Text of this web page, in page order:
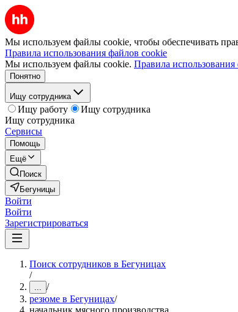
Мы используем файлы cookie, чтобы обеспечивать
Правила использования файлов cookie
Мы используем файлы cookie. Правила
Понятно
Ищу сотрудника
Ищу работу
Ищу сотрудника
Ищу сотрудника
Сервисы
Помощь
Ещё
Поиск
Бегуницы
Войти
Войти
Зарегистрироваться
Поиск сотрудников в Бегуницах
/
... /
резюме в Бегуницах/
начальник мясного производства